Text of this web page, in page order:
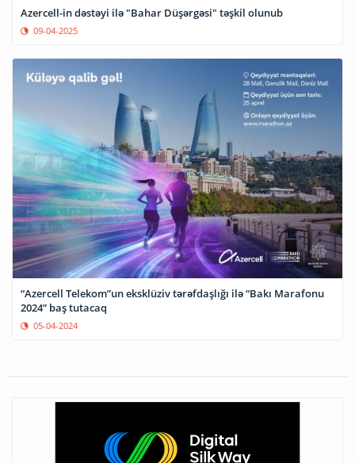
Azercell-in dəstəyi ilə "Bahar Düşərgəsi" təşkil olunub
09-04-2025
“Azercell Telekom”un eksklüziv tərəfdaşlığı ilə “Bakı Marafonu
2024” baş tutacaq
05-04-2024